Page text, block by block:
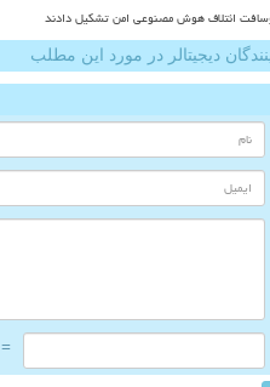
ائتلاف هوش مصنوعی امن تشکیل دادند
دیجیتالر در مورد این مطلب
= ۲ بعلاوه ۳